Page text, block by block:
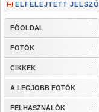
ELFELEJTETT JELSZÓ
FŐOLDAL
FOTÓK
CIKKEK
A LEGJOBB FOTÓK
FELHASZNÁLÓK